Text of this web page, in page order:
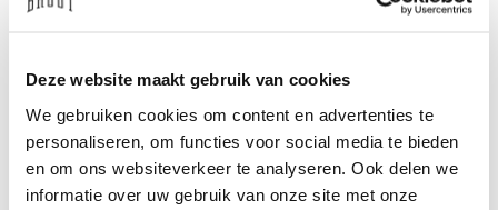
Deze website maakt gebruik van cookies
We gebruiken cookies om content en advertenties te
personaliseren, om functies voor social media te bieden
en om ons websiteverkeer te analyseren. Ook delen we
informatie over uw gebruik van onze site met onze
Hulp nodig?We helpen
info@bruut.nl Live chat Whatsapp
Over dit product